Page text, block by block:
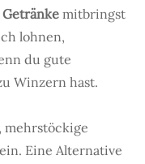
mitbringst
lohnen,
du gute
Winzern hast.
mehrstöckige
Eine Alternative